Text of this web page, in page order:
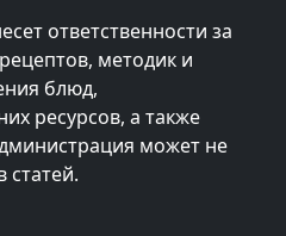
ответственности за
методик и
блюд,
ресурсов, а также
может не
статей.